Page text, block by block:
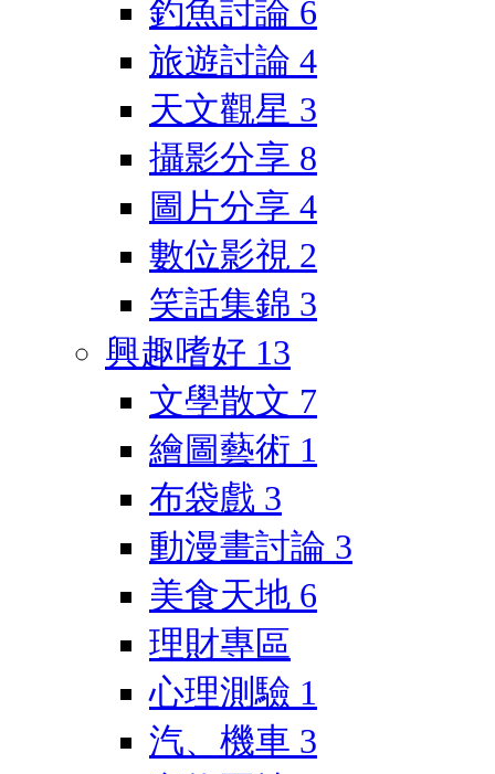
釣魚討論 6
旅遊討論 4
天文觀星 3
攝影分享 8
圖片分享 4
數位影視 2
笑話集錦 3
興趣嗜好 13
文學散文 7
繪圖藝術 1
布袋戲 3
動漫畫討論 3
美食天地 6
理財專區
心理測驗 1
汽、機車 3